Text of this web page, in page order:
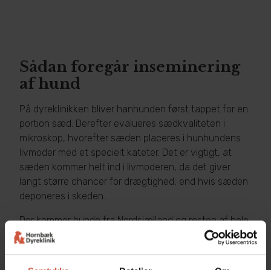
Sådan foregår inseminering
af hund
På dyreklinikken bliver hanhunden først tappet for en
portion sæd. Derefter evalueres sædkvaliteten i
mikroskop, hvorefter sæden placeres i hunhundens
livmoder med et specielt kateter. Det er vigtigt, at
sæden kommer helt ind i livmoderen, da det giver
langt større chancer for drægtighed, end hvis sæden
deponeres i skeden.
Der kommer hunde fra Nordsjælland og resten af hele
Sjælland, da vi har en høj succes rate med